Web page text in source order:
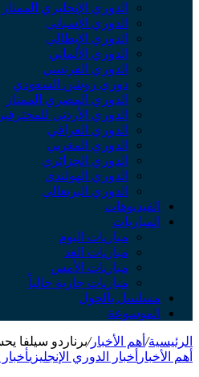
الدوري الإنجليزي الممتاز
الدوري الإسباني
الدوري الإيطالي
الدوري الألماني
الدوري الفرنسي
دوري روشن السعودي
الدوري المصري الممتاز
الدوري الأردني
الدوري العراقي
الدوري المغربي
الدوري الجزائري
الدوري الهولندي
الدوري البرتغالي
الفيديوهات
المباريات
مباريات اليوم
مباريات الغد
مباريات الأمس
مباريات جارية حالياً
مسلسل بالجول
الموسوعة
الرئيسية/ أهم الأخبار/برناردو سيلفا
أهم الأخبار أخبار الدوري الإنجليزيأخبار